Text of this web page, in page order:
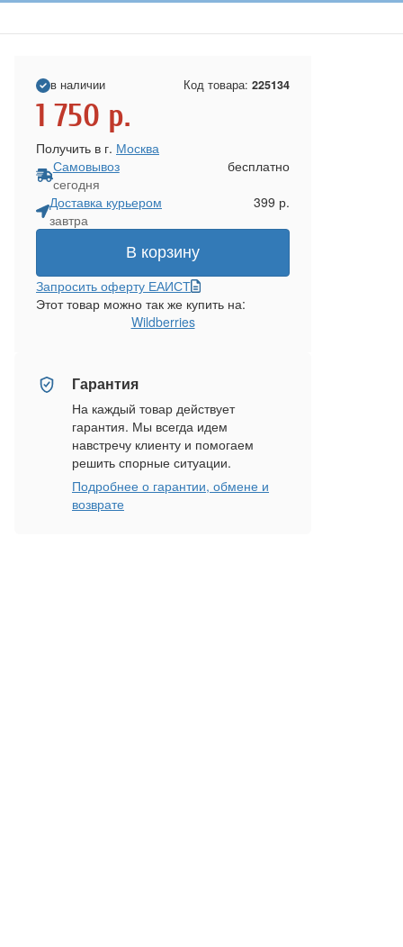
в наличии Код товара: 225134
1 750 р.
Получить в г. Москва
Самовывоз
сегодня
бесплатно
Доставка курьером
завтра
399 р.
В корзину
Запросить оферту ЕАИСТ
Этот товар можно так же купить на:
Wildberries
Гарантия
На каждый товар действует
гарантия. Мы всегда идем
навстречу клиенту и помогаем
решить спорные ситуации.
Подробнее о гарантии, обмене и
возврате